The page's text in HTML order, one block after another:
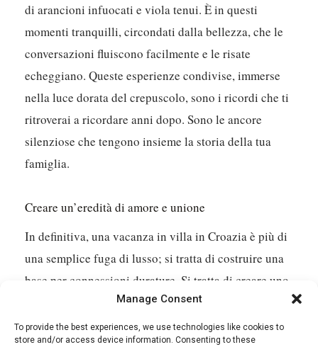
Manage Consent
To provide the best experiences, we use technologies like cookies to
store and/or access device information. Consenting to these
di arancioni infuocati e viola tenui. È in questi
momenti tranquilli, circondati dalla bellezza, che le
conversazioni fluiscono facilmente e le risate
echeggiano. Queste esperienze condivise, immerse
nella luce dorata del crepuscolo, sono i ricordi che ti
ritroverai a ricordare anni dopo. Sono le ancore
silenziose che tengono insieme la storia della tua
famiglia.
Creare un’eredità di amore e unione
In definitiva, una vacanza in villa in Croazia è più di
una semplice fuga di lusso; si tratta di costruire una
base per connessioni durature. Si tratta di creare uno
spazio in cui tutti si sentano rilassati, amati e
connessi.